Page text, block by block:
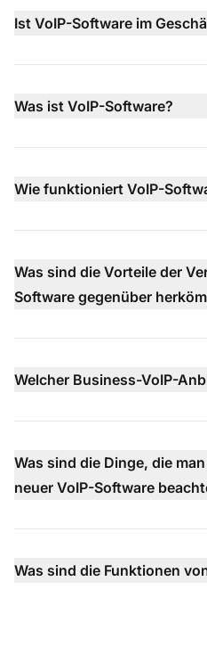
Ist VoIP-Software im
Was ist VoIP-Software?
Wie funktioniert VoIP-
Was sind die Vorteile der
Software gegenüber
Welcher Business-VoIP-
Was sind die Dinge, die
neuer VoIP-Software
Was sind die Funktionen